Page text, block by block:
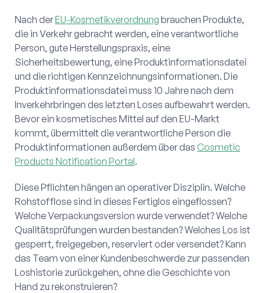
Nach derEU-Kosmetikverordnung brauchen Produkte,
die in Verkehr gebracht werden, eine verantwortliche
Person, gute Herstellungspraxis, eine
Sicherheitsbewertung, eine Produktinformationsdatei
und die richtigen Kennzeichnungsinformationen. Die
Produktinformationsdatei muss 10 Jahre nach dem
Inverkehrbringen des letzten Loses aufbewahrt werden.
Bevor ein kosmetisches Mittel auf den EU-Markt
kommt, übermittelt die verantwortliche Person die
Produktinformationen außerdem über das Cosmetic
Products Notification Portal.
Diese Pflichten hängen an operativer Disziplin. Welche
Rohstofflose sind in dieses Fertiglos eingeflossen?
Welche Verpackungsversion wurde verwendet? Welche
Qualitätsprüfungen wurden bestanden? Welches Los ist
gesperrt, freigegeben, reserviert oder versendet? Kann
das Team von einer Kundenbeschwerde zur passenden
Loshistorie zurückgehen, ohne die Geschichte von
Hand zu rekonstruieren?